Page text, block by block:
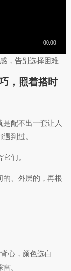
，告别选择困难
，照着搭时
配不出一套让人
到过。
们。
的、外层的，再根
心，颜色选白
。